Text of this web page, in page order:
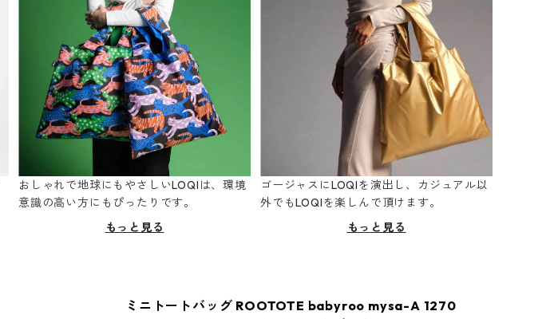
おしゃれで地球にもやさしいLOQIは、環境
意識の高い方にもぴったりです。
もっと見る
ゴージャスにLOQIを演出し、カジュアル以
外でもLOQIを楽しんで頂けます。
もっと見る
ミニトートバッグ ROOTOTE babyroo mysa-A 1270